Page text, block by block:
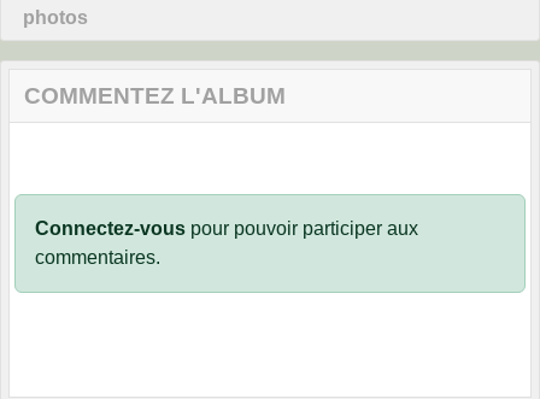
photos
COMMENTEZ L'ALBUM
Connectez-vous pour pouvoir participer aux
commentaires.